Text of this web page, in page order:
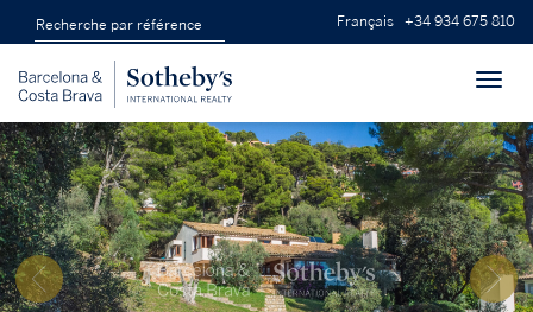
Français +34 934 675 810